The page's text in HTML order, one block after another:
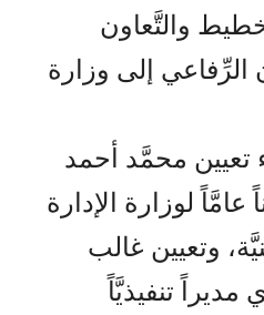
والتَّعاون
الرِّفاعي إلى وزارة
تعيين محمَّد أحمد
لوزارة الإدارة
وتعيين غالب
تنفيذيَّاً